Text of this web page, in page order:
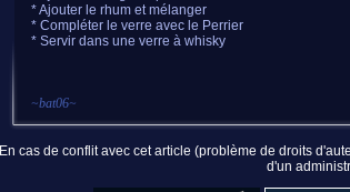
* Ajouter le rhum et mélanger
* Compléter le verre avec le Perrier
* Servir dans une verre à whisky
~bat06~
En cas de conflit avec cet article (problème de droits
d'un